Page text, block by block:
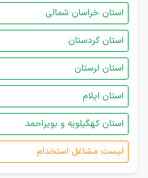
استان خراسان شمالی
استان کردستان
استان لرستان
استان ایلام
استان کهگیلویه و بویراحمد
لیست مشاغل استخدام